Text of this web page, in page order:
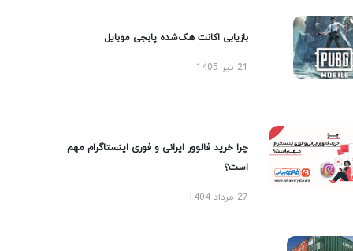
بازیابی اکانت هک‌شده پابجی موبایل
چرا خرید فالوور ایرانی و فوری اینستاگرام مهم
است؟
27 مرداد 1404